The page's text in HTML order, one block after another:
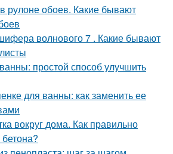
рулоне обоев. Какие бывают
волнового 7 . Какие бывают
простой способ улучшить
для ванны: как заменить ее
вокруг дома. Как правильно
бетона?